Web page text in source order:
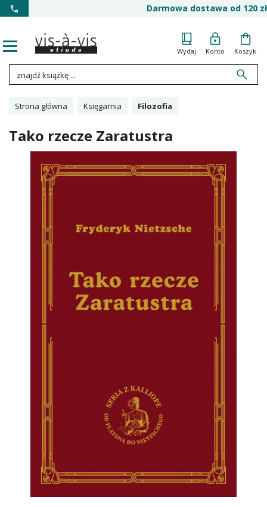
Darmowa dostawa od 120 zł
Wydaj Konto Koszyk
Strona główna Księgarnia Filozofia
Tako rzecze Zaratustra